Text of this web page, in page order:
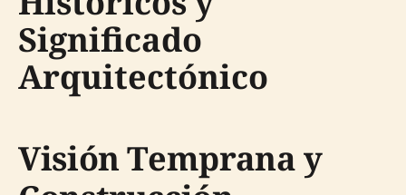
Significado
Arquitectónico
Visión Temprana y